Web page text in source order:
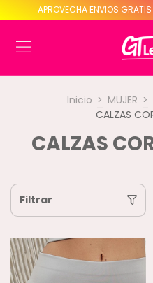
APROVECHA ENVIOS
Inicio > MUJER >
CALZAS
CALZAS
Filtrar